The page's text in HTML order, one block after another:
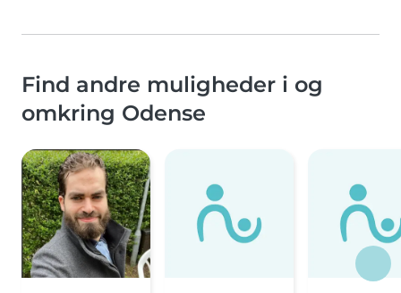
Find andre muligheder i og
omkring Odense